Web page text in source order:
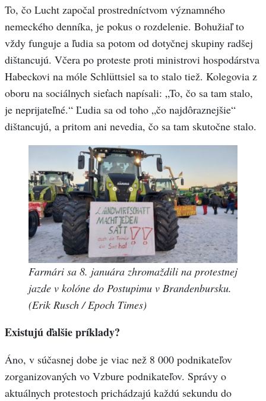
To, čo Lucht započal prostredníctvom významného
nemeckého denníka, je pokus o rozdelenie. Bohužiaľ to
vždy funguje a ľudia sa potom od dotyčnej skupiny radšej
dištancujú. Včera po proteste proti ministrovi hospodárstva
Habeckovi na móle Schlüttsiel sa to stalo tiež. Kolegovia z
oboru na sociálnych sieťach napísali: „To, čo sa tam stalo,
je neprijateľné.“ Ľudia sa od toho „čo najdôraznejšie“
dištancujú, a pritom ani nevedia, čo sa tam skutočne stalo.
Farmári sa 8. januára zhromaždili na protestnej
jazde v kolóne do Postupimu v Brandenbursku.
(Erik Rusch / Epoch Times)
Existujú ďalšie príklady?
Áno, v súčasnej dobe je viac než 8 000 podnikateľov
zorganizovaných vo Vzbure podnikateľov. Správy o
aktuálnych protestoch prichádzajú každú sekundu do